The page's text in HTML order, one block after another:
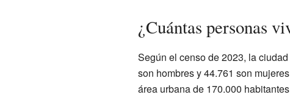
¿Cuántas personas
Según el censo de 2023, la
son hombres y 44.761 son
área urbana de 170.000